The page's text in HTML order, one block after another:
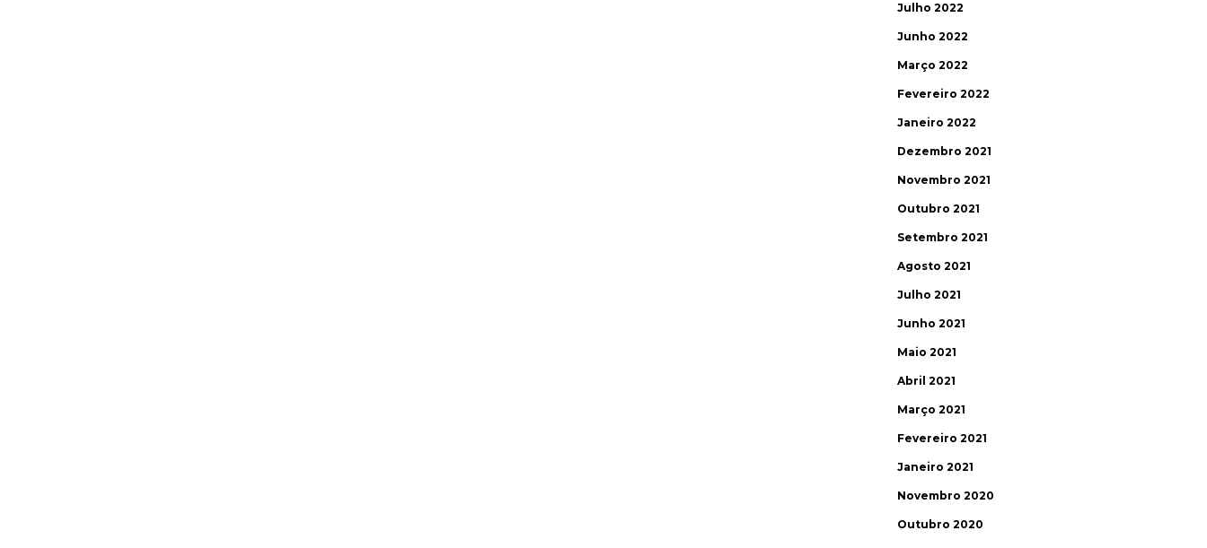
Julho 2022
Junho 2022
Março 2022
Fevereiro 2022
Janeiro 2022
Dezembro 2021
Novembro 2021
Outubro 2021
Setembro 2021
Agosto 2021
Julho 2021
Junho 2021
Maio 2021
Abril 2021
Março 2021
Fevereiro 2021
Janeiro 2021
Novembro 2020
Outubro 2020